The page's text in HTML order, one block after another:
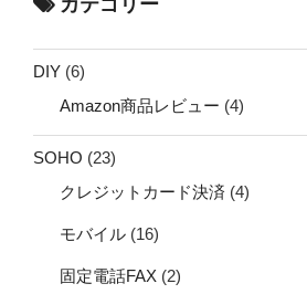
カテゴリー
DIY (6)
Amazon商品レビュー (4)
SOHO (23)
クレジットカード決済 (4)
モバイル (16)
固定電話FAX (2)